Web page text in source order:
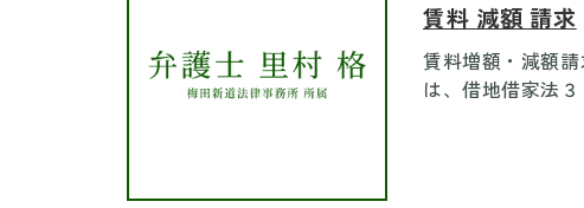
賃料 減額 請求
賃料増額・減額
は、借地借家法